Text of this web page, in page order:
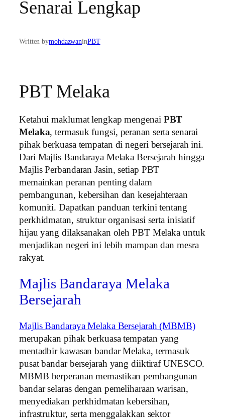
Senarai Lengkap
Written bymohdazwaninPBT
PBT Melaka
Ketahui maklumat lengkap mengenai PBT
Melaka, termasuk fungsi, peranan serta senarai
pihak berkuasa tempatan di negeri bersejarah ini.
Dari Majlis Bandaraya Melaka Bersejarah hingga
Majlis Perbandaran Jasin, setiap PBT
memainkan peranan penting dalam
pembangunan, kebersihan dan kesejahteraan
komuniti. Dapatkan panduan terkini tentang
perkhidmatan, struktur organisasi serta inisiatif
hijau yang dilaksanakan oleh PBT Melaka untuk
menjadikan negeri ini lebih mampan dan mesra
rakyat.
Majlis Bandaraya Melaka
Bersejarah
Majlis Bandaraya Melaka Bersejarah (MBMB)
merupakan pihak berkuasa tempatan yang
mentadbir kawasan bandar Melaka, termasuk
pusat bandar bersejarah yang diiktiraf UNESCO.
MBMB berperanan memastikan pembangunan
bandar selaras dengan pemeliharaan warisan,
menyediakan perkhidmatan kebersihan,
infrastruktur, serta menggalakkan sektor